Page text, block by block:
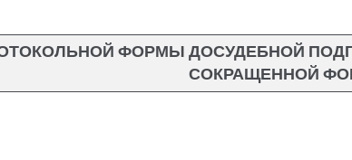
ФОРМЫ ДОСУДЕБНОЙ
СОКРАЩЕННОЙ